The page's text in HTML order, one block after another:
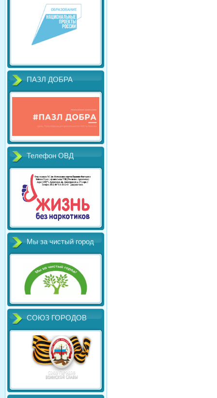
ПАЗЛ ДОБРА
Телефон ОВД
Мы за чистый город
СОЮЗ ГОРОДОВ